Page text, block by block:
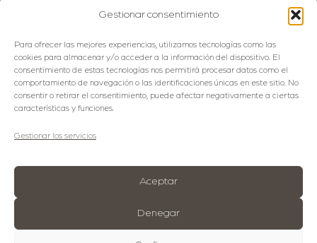
Gestionar consentimiento
Para ofrecer las mejores experiencias, utilizamos tecnologías como las
cookies para almacenar y/o acceder a la información del dispositivo. El
consentimiento de estas tecnologías nos permitirá procesar datos como el
comportamiento de navegación o las identificaciones únicas en este sitio. No
consentir o retirar el consentimiento, puede afectar negativamente a ciertas
características y funciones.
Gestionar los servicios
Aceptar
Denegar
Política de privacidad
Política de Calidad
Código Ético
Idiomas